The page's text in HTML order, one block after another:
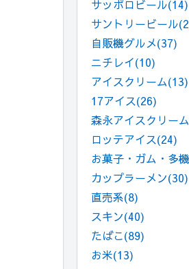
サッポロビール(14)
サントリービール
自販機グルメ(37)
ニチレイ(10)
アイスクリーム(13)
17アイス(26)
森永アイスクリーム
ロッテアイス(24)
お菓子・ガム・多
カップラーメン(30)
直売系(8)
スキン(40)
たばこ(89)
お米(13)